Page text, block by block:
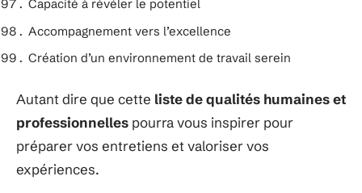
Capacité à révéler le potentiel
Accompagnement vers l’excellence
Création d’un environnement de travail serein
Autant dire que cette liste de qualités humaines et
professionnelles pourra vous inspirer pour
préparer vos entretiens et valoriser vos
expériences.